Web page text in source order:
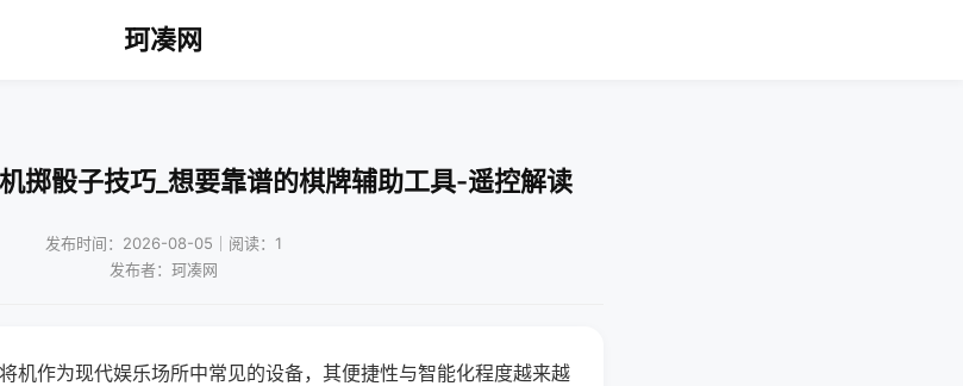
珂凑网
掷骰子技巧_想要靠谱的棋牌辅助工具-遥控解读
发布时间：2026-08-05｜阅读：1
发布者：珂凑网
机作为现代娱乐场所中常见的设备，其便捷性与智能化程度越来越